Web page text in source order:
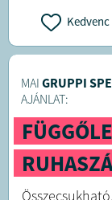
Kedvenc
MAI GRUPPI
AJÁNLAT: